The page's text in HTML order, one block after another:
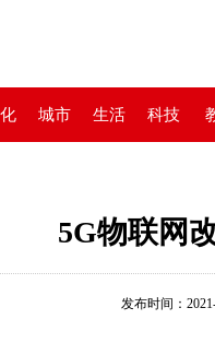
城市 生活 科技
5G物联网
发布时间：